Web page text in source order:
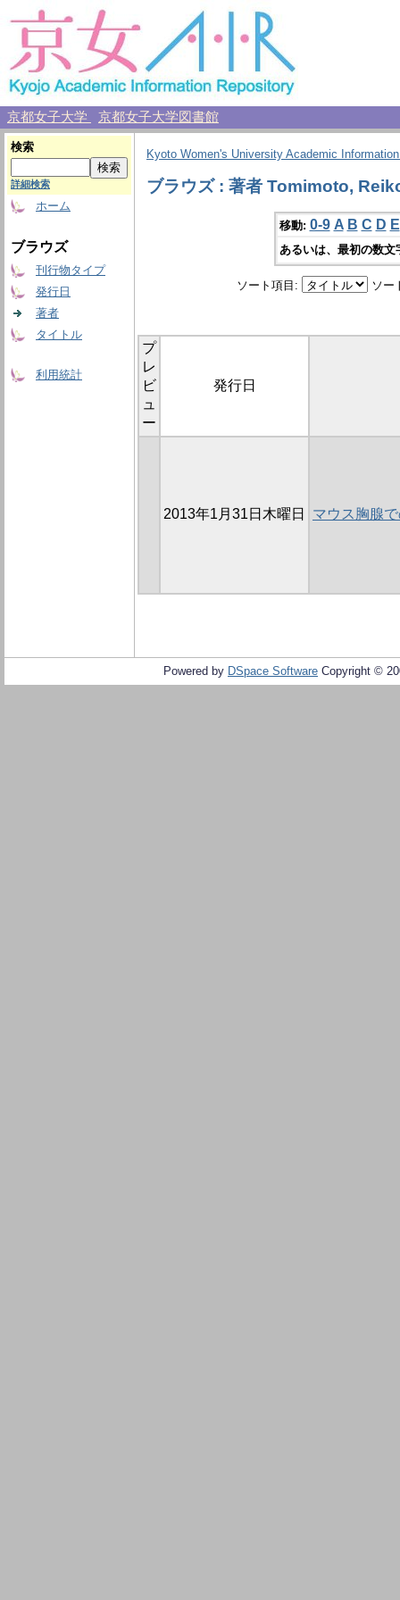
京都女子大学 京都女子大学図書館
検索
詳細検索
ホーム
ブラウズ
刊行物タイプ
発行日
著者
タイトル
利用統計
Kyoto Women's University Academic
ブラウズ : 著者 Tomimoto,
移動: 0-9 A B C D E
あるいは、最初の数
ソート項目: ソー
プ
レ
ビ
ュ
ー
発行日
2013年1月31日木曜日 マウス胸腺
Powered by DSpace Software Copyright ©